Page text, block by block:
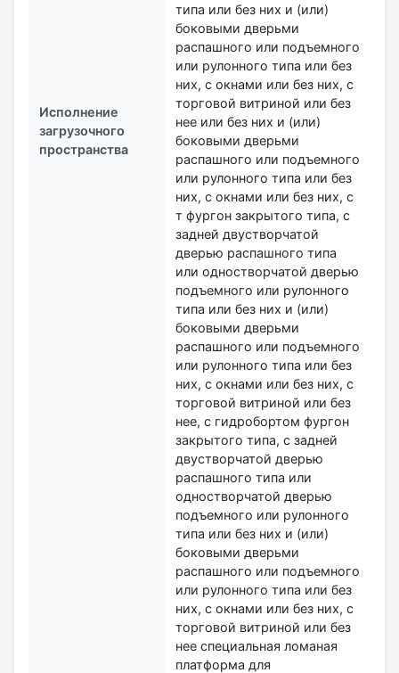
Исполнение
загрузочного
пространства
типа или без них и (или)
боковыми дверьми
распашного или подъемного
или рулонного типа или без
них, с окнами или без них, с
торговой витриной или без
нее или без них и (или)
боковыми дверьми
распашного или подъемного
или рулонного типа или без
них, с окнами или без них, с
т фургон закрытого типа, с
задней двустворчатой
дверью распашного типа
или одностворчатой дверью
подъемного или рулонного
типа или без них и (или)
боковыми дверьми
распашного или подъемного
или рулонного типа или без
них, с окнами или без них, с
торговой витриной или без
нее, с гидробортом фургон
закрытого типа, с задней
двустворчатой дверью
распашного типа или
одностворчатой дверью
подъемного или рулонного
типа или без них и (или)
боковыми дверьми
распашного или подъемного
или рулонного типа или без
них, с окнами или без них, с
торговой витриной или без
нее специальная ломаная
платформа для